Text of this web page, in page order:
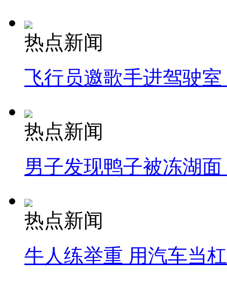
热点新闻
飞行员邀歌手进驾驶
热点新闻
男子发现鸭子被冻湖
热点新闻
牛人练举重 用汽车当